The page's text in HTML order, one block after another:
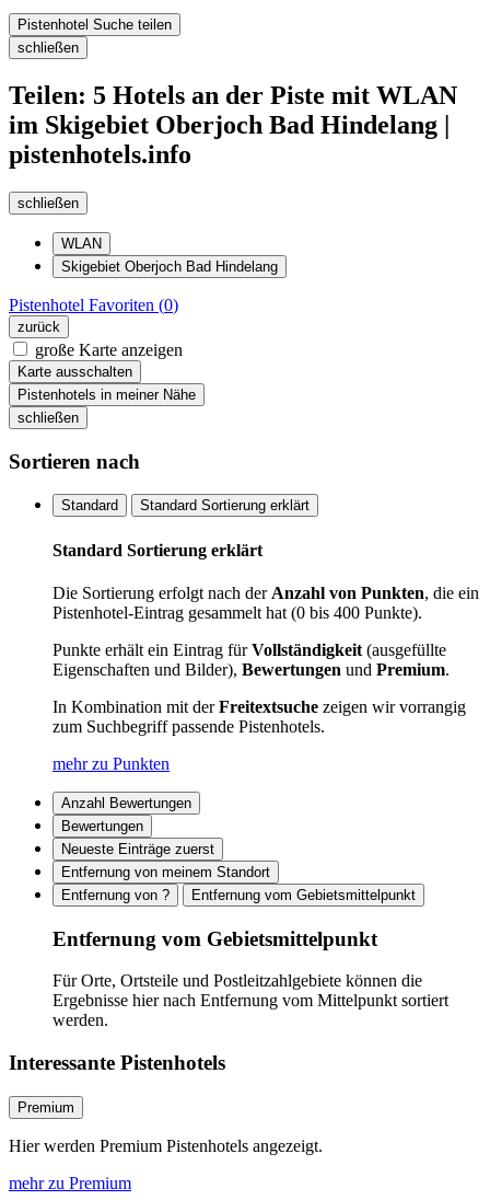
Pistenhotel Suche teilen
schließen
Teilen: 5 Hotels an der Piste mit WLAN
im Skigebiet Oberjoch Bad Hindelang |
pistenhotels.info
schließen
WLAN
Skigebiet Oberjoch Bad Hindelang
Pistenhotel Favoriten (0)
zurück
große Karte anzeigen
Karte ausschalten
Pistenhotels in meiner Nähe
schließen
Sortieren nach
Standard Standard Sortierung erklärt
Standard Sortierung erklärt
Die Sortierung erfolgt nach der Anzahl von Punkten, die ein
Pistenhotel-Eintrag gesammelt hat (0 bis 400 Punkte).
Punkte erhält ein Eintrag fürVollständigkeit (ausgefüllte
Eigenschaften und Bilder), Bewertungen und Premium.
In Kombination mit derFreitextsuche zeigen wir vorrangig
zum Suchbegriff passende Pistenhotels.
mehr zu Punkten
Anzahl Bewertungen
Bewertungen
Neueste Einträge zuerst
Entfernung von meinem Standort
Entfernung von ?
Entfernung vom Gebietsmittelpunkt
Entfernung vom Gebietsmittelpunkt
Für Orte, Ortsteile und Postleitzahlgebiete können die
Ergebnisse hier nach Entfernung vom Mittelpunkt sortiert
werden.
Interessante Pistenhotels
Premium
Hier werden Premium Pistenhotels angezeigt.
mehr zu Premium